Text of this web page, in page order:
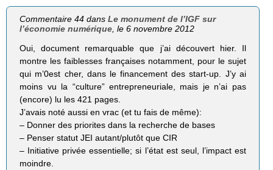
Commentaire 44 dansLe monument de l’IGF sur
l’économie numérique , le 6 novembre 2012
Oui, document remarquable que j’ai découvert hier. Il
montre les faiblesses françaises notamment, pour le sujet
qui m’0est cher, dans le financement des start-up. J’y ai
moins vu la “culture” entrepreneuriale, mais je n’ai pas
(encore) lu les 421 pages.
J’avais noté aussi en vrac (et tu fais de même):
– Donner des priorites dans la recherche de bases
– Penser statut JEI autant/plutôt que CIR
– Initiative privée essentielle; si l’état est seul, l’impact est
moindre.